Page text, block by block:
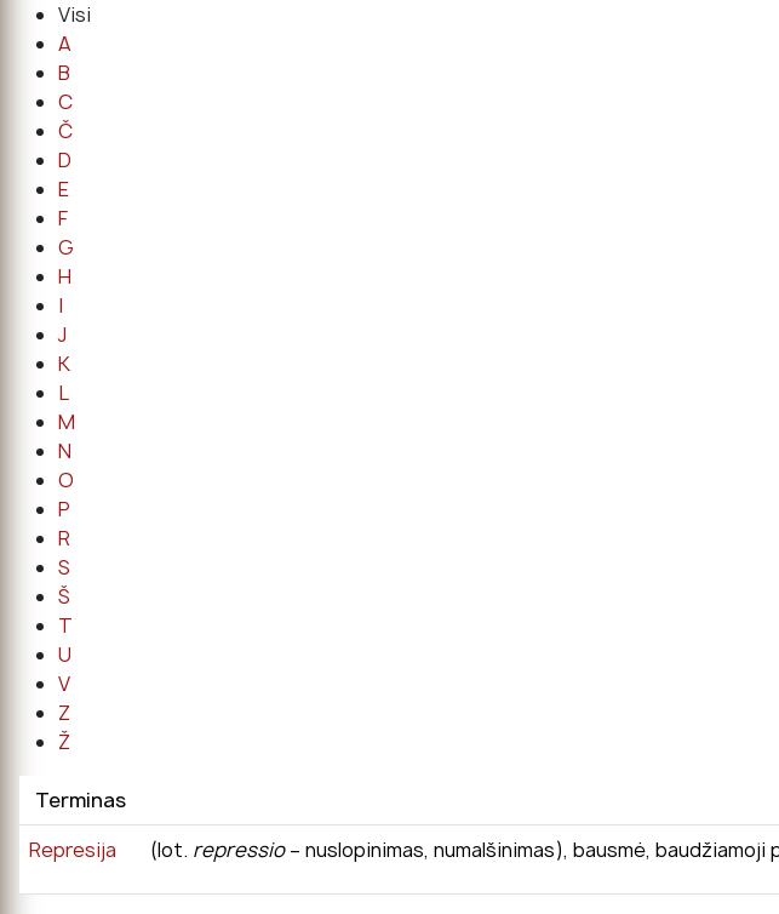
Visi
A
B
C
Č
D
E
F
G
H
I
J
K
L
M
N
O
P
R
S
Š
T
U
V
Z
Ž
Terminas
Represija
(lot. repressio– nuslopinimas, numalšinimas), bausmė,